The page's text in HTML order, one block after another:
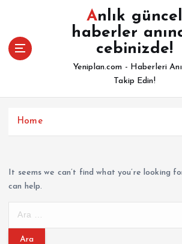
Anlık güncel
haberler
cebinizde!
Yeniplan.com - Haberleri
Takip Edin!
Home
It seems we can’t find what you’re looking
can help.